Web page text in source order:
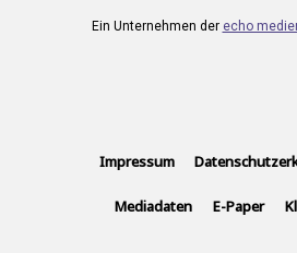
Ein Unternehmen der echo
Impressum
Mediadaten E-Paper